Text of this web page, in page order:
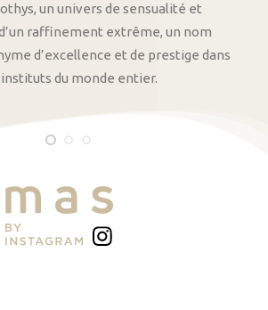
un univers de sensualité et
raffinement extrême, un nom
d’excellence et de prestige dans
instituts du monde entier.